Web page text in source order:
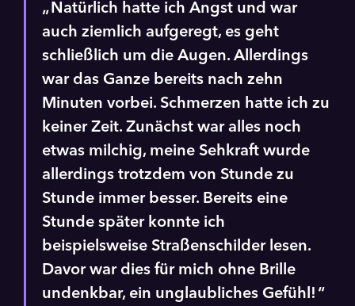
Natürlich hatte ich Angst und war
auch ziemlich aufgeregt, es geht
schließlich um die Augen. Allerdings
war das Ganze bereits nach zehn
Minuten vorbei. Schmerzen hatte ich zu
keiner Zeit. Zunächst war alles noch
etwas milchig, meine Sehkraft wurde
allerdings trotzdem von Stunde zu
Stunde immer besser. Bereits eine
Stunde später konnte ich
beispielsweise Straßenschilder lesen.
Davor war dies für mich ohne Brille
undenkbar, ein unglaubliches Gefühl!